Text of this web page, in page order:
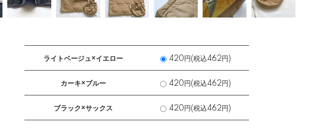
ライトベージュ×イエロー 420円(税込462円)
カーキ×ブルー 420円(税込462円)
ブラック×サックス 420円(税込462円)